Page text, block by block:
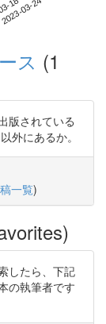
18
2023-03-24
ス (1
版されている
外にあるか。
一覧)
したら、下記
の執筆者です